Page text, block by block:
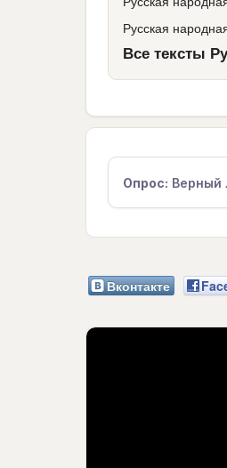
Русская
Все тексты
Опрос: Верный
Вконтакте